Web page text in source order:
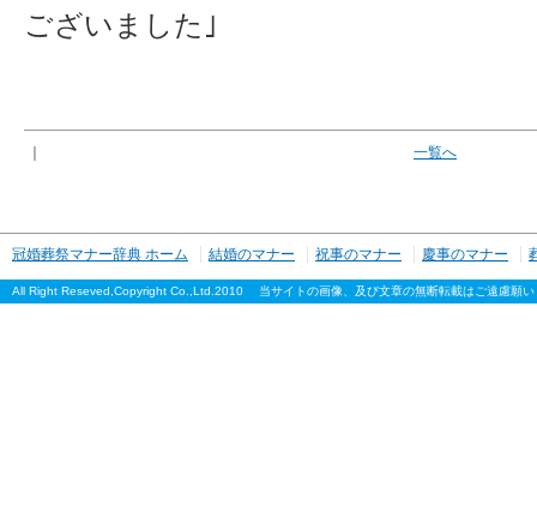
ございました｣
｜ 一覧へ
冠婚葬祭マナー辞典 ホーム 結婚のマナー 祝事のマナー 慶事のマナー
All Right Reseved,Copyright Co.,Ltd.2010 当サイトの画像、及び文章の無断転載はご遠慮願い